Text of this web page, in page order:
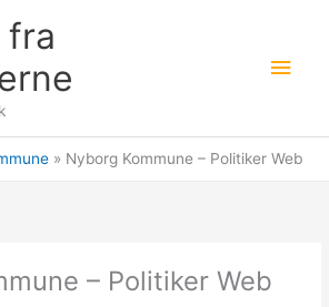
fra
Nyborg Kommune – Politiker Web
– Politiker Web